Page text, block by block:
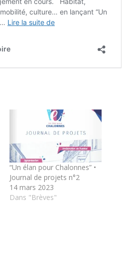
“Un élan pour Chalonnes” •
Journal de projets n°2
14 mars 2023
Dans "Brèves"